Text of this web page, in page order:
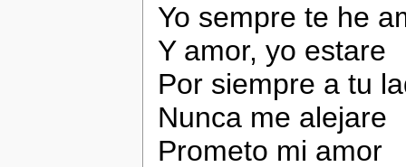
Yo sempre te he
Y amor, yo estare
Por siempre a tu
Nunca me alejare
Prometo mi amor